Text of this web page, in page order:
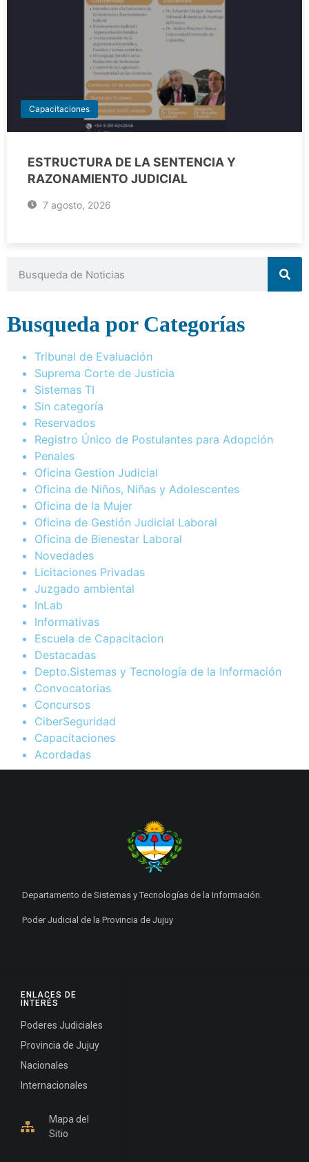
Capacitaciones
ESTRUCTURA DE LA SENTENCIA Y
RAZONAMIENTO JUDICIAL
7 agosto, 2026
Busqueda por Categorías
Tribunal de Evaluación
Suprema Corte de Justicia
Sistemas TI
Sin categoría
Reservados
Registro Único de Postulantes para Adopción
Penales
Oficina Gestion Judicial
Oficina de Niños, Niñas y Adolescentes
Oficina de la Mujer
Oficina de Gestión Judicial Laboral
Oficina de Bienestar Laboral
Novedades
Licitaciones Privadas
Juzgado ambiental
InLab
Informativas
Escuela de Capacitacion
Destacadas
Depto.Sistemas y Tecnología de la Información
Convocatorias
Concursos
CiberSeguridad
Capacitaciones
Acordadas
ENLACES DE
INTERÉS
Poderes Judiciales
Provincia de Jujuy
Nacionales
Internacionales
Mapa del
Sitio
Departamento de Sistemas y Tecnologías de la Información.
Poder Judicial de la Provincia de Jujuy